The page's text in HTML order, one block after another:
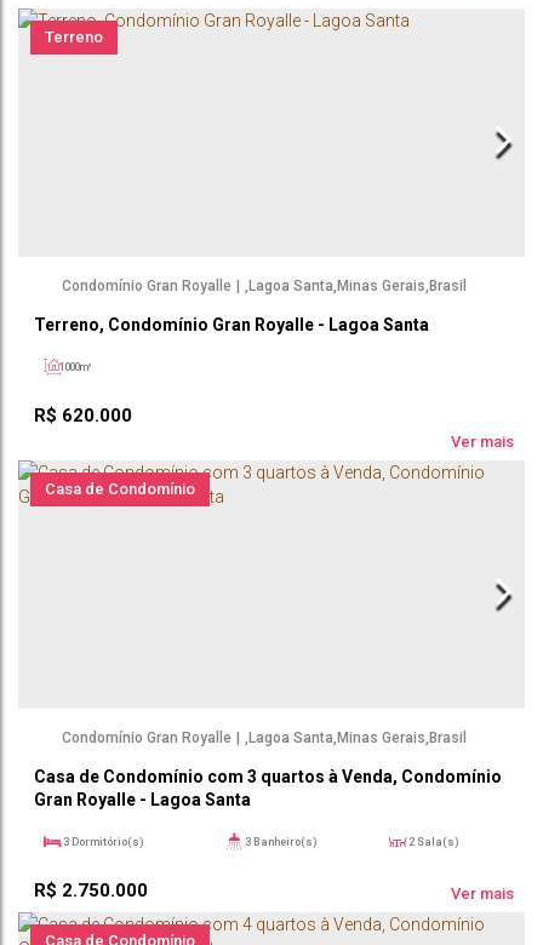
Terreno
Terreno, Condomínio Gran Royalle - Lagoa Santa
R$ 620.000
Condomínio Gran Royalle Lagoa Santa Minas Gerais Brasil
1000m²
Ver mais
Casa de Condomínio
Casa de Condomínio com 3 quartos à Venda, Condomínio
Gran Royalle - Lagoa Santa
R$ 2.750.000
Condomínio Gran Royalle Lagoa Santa Minas Gerais Brasil
3 Dormitório(s) 3 Banheiro(s) 2 Sala(s)
Útil:
233m² Ver mais
Casa de Condomínio